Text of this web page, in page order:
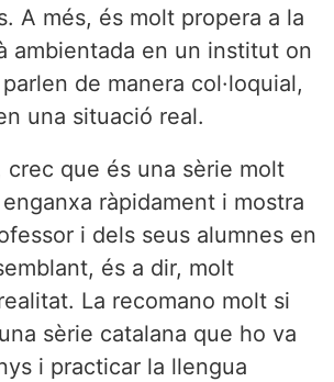
A més, és molt propera a la
ambientada en un institut on
de manera col·loquial,
una situació real.
crec que és una sèrie molt
ràpidament i mostra
i dels seus alumnes en
és a dir, molt
La recomano molt si
sèrie catalana que ho va
i practicar la llengua